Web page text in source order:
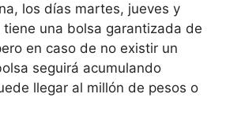
los días martes, jueves y
una bolsa garantizada de
en caso de no existir un
seguirá acumulando
llegar al millón de pesos o